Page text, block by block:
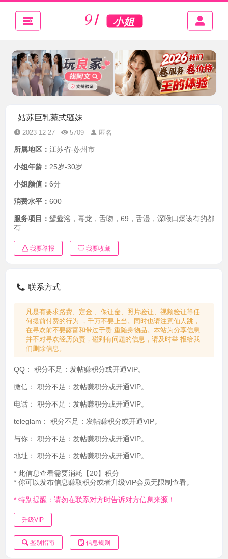
姑苏巨乳菀式骚妹
2023-12-27 5709 匿名
所属地区： 江苏省-苏州市
小姐年龄： 25岁-30岁
小姐颜值： 6分
消费水平： 600
服务项目： 鸳鸯浴，毒龙，舌吻，69，舌漫，深喉口爆该有的都
有
我要举报 我要收藏
联系方式
凡是有要求路费、定金 、保证金、照片验证、视频验证等任
何提前付费的行为 ，千万不要上当。同时也请注意仙人跳，
在寻欢前不要露富和带过于贵 重随身物品。本站为分享信息
并不对寻欢经历负责，碰到有问题的信息，请及时举 报给我
们删除信息。
QQ： 积分不足：发帖赚积分或开通VIP。
微信： 积分不足：发帖赚积分或开通VIP。
电话： 积分不足：发帖赚积分或开通VIP。
teleglam： 积分不足：发帖赚积分或开通VIP。
与你： 积分不足：发帖赚积分或开通VIP。
地址： 积分不足：发帖赚积分或开通VIP。
* 此信息查看需要消耗【20】积分
* 你可以发布信息赚取积分或者升级VIP会员无限制查看。
* 特别提醒：请勿在联系对方时告诉对方信息来源！
升级VIP
鉴别指南 信息规则